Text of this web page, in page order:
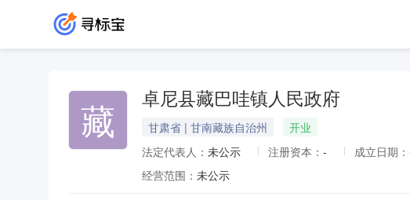
藏 卓尼县藏巴哇镇人民政府
甘肃省 | 甘南藏族自治州
开业
法定代表人： 未公示 注册资本： - 成立日期：
经营范围： 未公示